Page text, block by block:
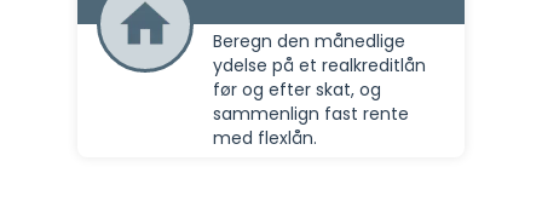
Beregn den månedlige
ydelse på et realkreditlån
før og efter skat, og
sammenlign fast rente
med flexlån.